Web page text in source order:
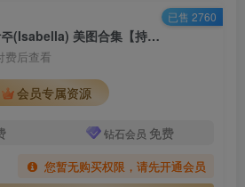
韩国妹子Jang Joo 장주(Isabella) 美图合集【持续更新】
费后查看
会员专属资源
钻石会员 免费
您暂无购买权限，请先开通会员
已售 2760